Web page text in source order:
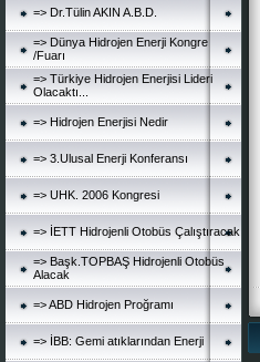
=> Dr.Tülin AKIN A.B.D.
=> Dünya Hidrojen Enerji Kongre
/Fuarı
=> Türkiye Hidrojen Enerjisi Lideri
Olacaktı...
=> Hidrojen Enerjisi Nedir
=> 3.Ulusal Enerji Konferansı
=> UHK. 2006 Kongresi
=> İETT Hidrojenli Otobüs Çalıştıracak
=> Başk.TOPBAŞ Hidrojenli Otobüs
Alacak
=> ABD Hidrojen Proğramı
=> İBB: Gemi atıklarından Enerji